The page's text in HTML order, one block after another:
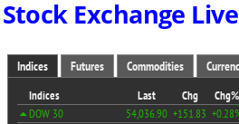
Stock Exchange Live